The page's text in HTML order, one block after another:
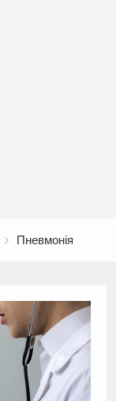
Пневмонія